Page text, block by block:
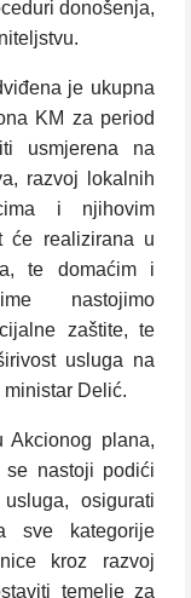
donošenja,
je ukupna
KM za period
usmjerena na
razvoj lokalnih
i njihovim
će realizirana u
te domaćim i
nastojimo
zaštite, te
usluga na
Delić.
Akcionog plana,
se nastoji podići
osigurati
sve kategorije
kroz razvoj
temelje za